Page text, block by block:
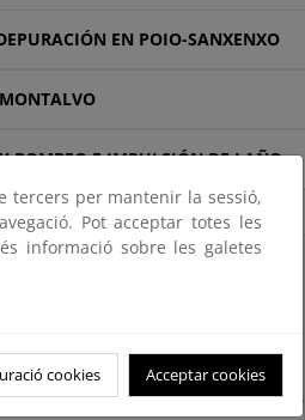
EN POIO-SANXENXO
BOMBEO E IMPULSIÓN DE LAÑO
Estado para el año 2018, en su
de interés general las obras
y Evaluación Ambiental, por la
de la depuración de Sanxenxo y
tercers per mantenir la sessió,
Pot acceptar totes les
informació sobre les galetes
cookies Acceptar cookies